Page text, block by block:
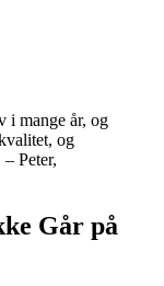
i mange år, og
og
Peter,
Går på